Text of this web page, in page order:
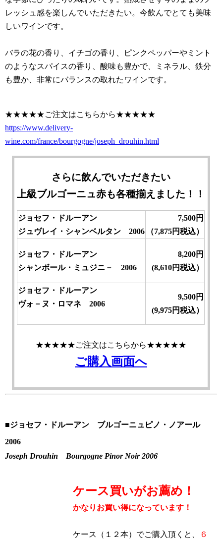
レッシュ感を楽しんでいただきたい。今飲んでとても美味
しいワインです。
バラの花の香り、イチゴの香り、ピンクペッパーやミント
のようなスパイスの香り、酸味も豊かで、ミネラル、鉄分
も豊か、非常にバランスの取れたワインです。
★★★★★ご注文はこちらから★★★★★
https://www.delivery-
wine.com/france/bourgogne/joseph_drouhin.html
さらに飲んでいただきたい
上級ブルゴーニュ赤も各種揃えました！！
ジョセフ・ドルーアン
ジュヴレイ・シャンベルタン 2006
7,500円
（7,875円税込）
ジョセフ・ドルーアン
シャンボール・ミュジニ－ 2006
8,200円
(8,610円税込）
ジョセフ・ドルーアン
ヴォ－ヌ・ロマネ 2006
9,500円
(9,975円税込）
★★★★★ご注文はこちらから★★★★★
ご購入画面へ
■ジョセフ・ドルーアン ブルゴーニュピノ・ノアール
2006
Joseph Drouhin Bourgogne Pinor Noir 2006
ケース買いがお薦め！
かなりお買い得になっています！
ケース（１２本）でご購入頂くと、
６